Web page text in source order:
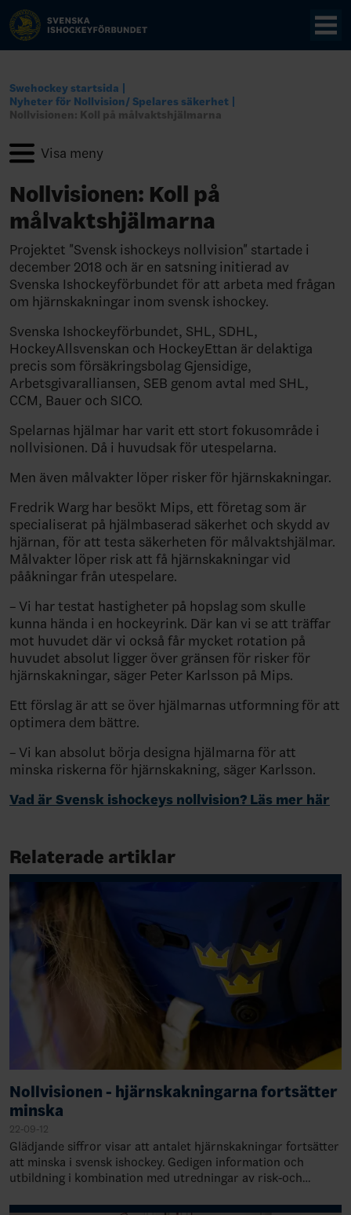
Swehockey startsida
Nyheter för Nollvision/ Spelares säkerhet
Nollvisionen: Koll på målvaktshjälmarna
Nollvisionen: Koll på
målvaktshjälmarna
Projektet "Svensk ishockeys nollvision" startade i
december 2018 och är en satsning initierad av
Svenska Ishockeyförbundet för att arbeta med frågan
om hjärnskakningar inom svensk ishockey.
Svenska Ishockeyförbundet, SHL, SDHL,
HockeyAllsvenskan och HockeyEttan är delaktiga
precis som försäkringsbolag Gjensidige,
Arbetsgivaralliansen, SEB genom avtal med SHL,
CCM, Bauer och SICO.
Spelarnas hjälmar har varit ett stort fokusområde i
nollvisionen. Då i huvudsak för utespelarna.
Men även målvakter löper risker för hjärnskakningar.
Fredrik Warg har besökt Mips, ett företag som är
specialiserat på hjälmbaserad säkerhet och skydd av
hjärnan, för att testa säkerheten för målvaktshjälmar.
Målvakter löper risk att få hjärnskakningar vid
pååkningar från utespelare.
– Vi har testat hastigheter på hopslag som skulle
kunna hända i en hockeyrink. Där kan vi se att träffar
mot huvudet där vi också får mycket rotation på
huvudet absolut ligger över gränsen för risker för
hjärnskakningar, säger Peter Karlsson på Mips.
Ett förslag är att se över hjälmarnas utformning för att
optimera dem bättre.
– Vi kan absolut börja designa hjälmarna för att
minska riskerna för hjärnskakning, säger Karlsson.
Vad är Svensk ishockeys nollvision? Läs mer här
Relaterade artiklar
Nollvisionen - hjärnskakningarna fortsätter
minska
22-09-12
Glädjande siffror visar att antalet hjärnskakningar fortsätter
att minska i svensk ishockey. Gedigen information och
utbildning i kombination med utredningar av risk-och